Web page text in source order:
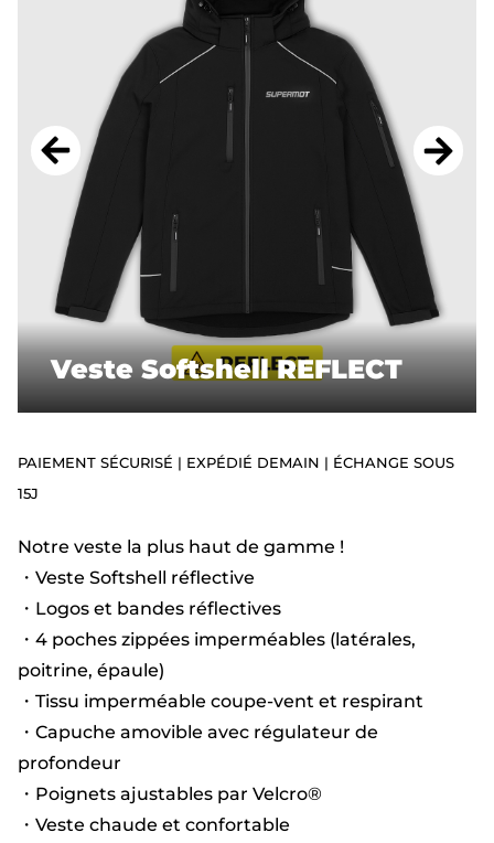
ACCESSOIRES
STICKERS
CADEAUX
SUPERMOT
Veste Softshell REFLECT
PAIEMENT SÉCURISÉ | EXPÉDIÉ DEMAIN | ÉCHANGE SOUS
15J
Notre veste la plus haut de gamme !
・Veste Softshell réflective
・Logos et bandes réflectives
・4 poches zippées imperméables (latérales,
poitrine, épaule)
・Tissu imperméable coupe-vent et respirant
・Capuche amovible avec régulateur de
profondeur
・Poignets ajustables par Velcro®
・Veste chaude et confortable